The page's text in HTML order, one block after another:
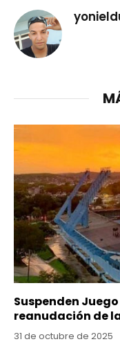
Suspenden
reanudación de
31 de octubre de 2025